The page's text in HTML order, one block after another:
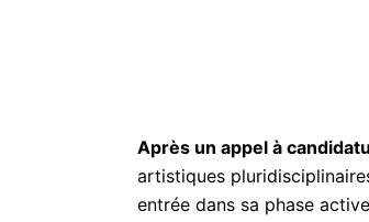
Après un appel à
artistiques
entrée dans sa phase